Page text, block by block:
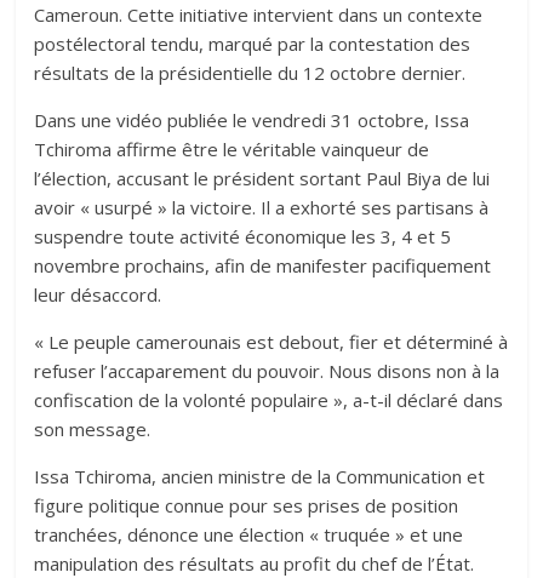
Cameroun. Cette initiative intervient dans un contexte
postélectoral tendu, marqué par la contestation des
résultats de la présidentielle du 12 octobre dernier.
Dans une vidéo publiée le vendredi 31 octobre, Issa
Tchiroma affirme être le véritable vainqueur de
l’élection, accusant le président sortant Paul Biya de lui
avoir « usurpé » la victoire. Il a exhorté ses partisans à
suspendre toute activité économique les 3, 4 et 5
novembre prochains, afin de manifester pacifiquement
leur désaccord.
« Le peuple camerounais est debout, fier et déterminé à
refuser l’accaparement du pouvoir. Nous disons non à la
confiscation de la volonté populaire », a-t-il déclaré dans
son message.
Issa Tchiroma, ancien ministre de la Communication et
figure politique connue pour ses prises de position
tranchées, dénonce une élection « truquée » et une
manipulation des résultats au profit du chef de l’État.